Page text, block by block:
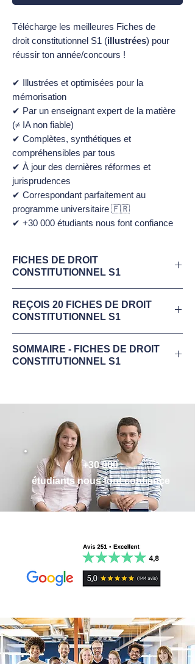
Télécharge les meilleures Fiches de
droit constitutionnel S1 (illustrées) pour
réussir ton année/concours !
✔ Illustrées et optimisées pour la
mémorisation
✔ Par un enseignant expert de la matière
(≠ IA non fiable)
✔ Complètes, synthétiques et
compréhensibles par tous
✔ À jour des dernières réformes et
jurisprudences
✔ Correspondant parfaitement au
programme universitaire 🇫🇷
✔ +30 000 étudiants nous font confiance
FICHES DE DROIT
CONSTITUTIONNEL S1
de Fiches du droit constitutionnel(PDF).
✔COMPLÈTES:Tout le programme,
résumé dans des fiches prêtes à l'emploi.
Ne laisse rien au hasard, tout est couvert.
des contenus vérifiés et à jour, élaborés
MÉTHODOLOGIQUES: Travaille
intelligemment, pas plus longtemps.
Approprie-toi les concepts rapidement
avec des conseils méthodologiques clairs
et pratiques.
EFFICACES :Gagne des heures de
révision. Ces fiches optimisées boostent
LUDIQUES & MOTIVANTES:
Apprends en t’amusant avec des
méthodes basées sur lesneurosciences
matière !
✔ACCESSIBLES: Plus besoin de
dépenser des fortunes pour des manuels à
30 ou 40€.Obtiens tout ce qu'il te
REÇOIS 20 FICHES DE DROIT
CONSTITUTIONNEL S1
optimisées (1 à 3 pages/fiche)
✔ Parfaitement à jour du programme
conseils + comprenant des éléments de
raisonnement juridique pour vous préparer
aux TD et partiels
✔ Réception immédiate par email sous
format PDF
✔ Impression possible
♻️ Futures mises à jour incluses
OFFERTES ! Des flashcards vierges et
ludiques pour augmenter l'efficacité de vos
à vos questions (24h)
SOMMAIRE - FICHES DE DROIT
CONSTITUTIONNEL S1
LÉMENTS INTRODUCTIFS :
PRÉSENTATION DU DROIT
CONSTITUTIONNEL
​FICHE N°1 – LE DROIT
CONSTITUTIONNEL
1. La Constitution : fondement juridique du
FICHE N°2 – LA NOTION DE
CONSTITUTION
FICHE N°4 – LA PROTECTION DE LA
CONSTITUTION
2. L’État : cadre juridique du pouvoir
+30 000
étudiants nous font confiance